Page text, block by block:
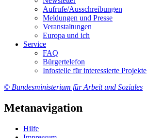
Auf­ru­fe/Aus­schrei­bun­gen
Mel­dun­gen und Pres­se
Ver­an­stal­tun­gen
Eu­ro­pa und ich
Ser­vice
FAQ
Bür­ger­te­le­fon
In­fo­stel­le für in­ter­es­sier­te Pro­jek­te
© Bundesministerium für Arbeit und Soziales
Metanavigation
Hil­fe